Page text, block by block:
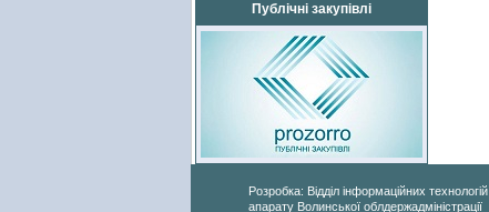
Публічні закупівлі
Розробка: Відділ інформаційних технологій
апарату Волинської облдержадміністрації